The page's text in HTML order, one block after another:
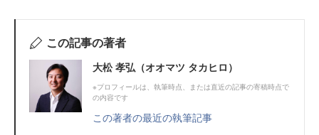
この記事の著者
大松 孝弘（オオマツ タカヒロ）
※プロフィールは、執筆時点、または直近の記事の寄稿時点で
の内容です
この著者の最近の執筆記事